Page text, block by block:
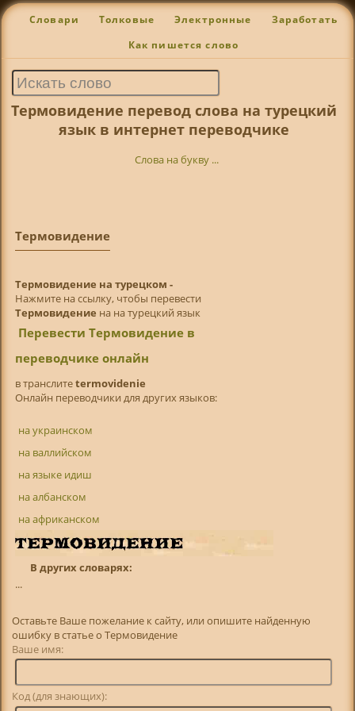
Словари Толковые Электронные Заработать
Как пишется слово
Термовидение перевод слова на турецкий
язык в интернет переводчике
Слова на букву ...
Термовидение
Термовидение на турецком -
Нажмите на ссылку, чтобы перевести
Термовидение на на турецкий язык
Перевести Термовидение в
переводчике онлайн
в транслитetermovidenie
Онлайн переводчики для других языков:
на украинском
на валлийском
на языке идиш
на албанском
на африканском
В других словарях:
...
Оставьте Ваше пожелание к сайту, или опишите найденную
ошибку в статье о Термовидение
Ваше имя:
Код (для знающих):